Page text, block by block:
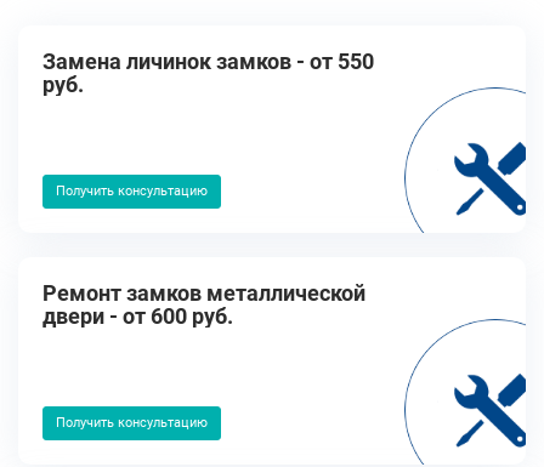
Замена личинок замков - от 550
руб.
Получить консультацию
Ремонт замков металлической
двери - от 600 руб.
Получить консультацию